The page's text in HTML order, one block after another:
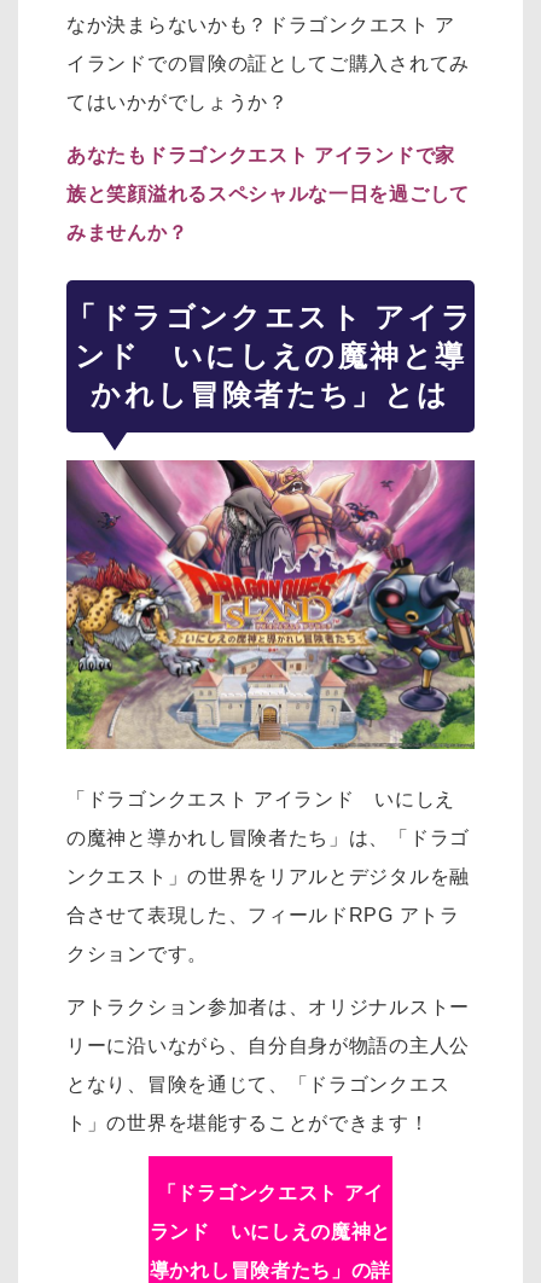
なか決まらないかも？ ドラゴンクエスト ア
イランドでの冒険の証としてご購入されてみ
てはいかがでしょうか？
あなたもドラゴンクエスト アイランドで家
族と笑顔溢れるスペシャルな一日を過ごして
みませんか？
「ドラゴンクエスト アイラ
ンド いにしえの魔神と導
かれし冒険者たち」とは
「ドラゴンクエスト アイランド いにしえ
の魔神と導かれし冒険者たち」は、「ドラゴ
ンクエスト」の世界をリアルとデジタルを融
合させて表現した、フィールドRPG アトラ
クションです。
アトラクション参加者は、オリジナルストー
リーに沿いながら、自分自身が物語の主人公
となり、冒険を通じて、「ドラゴンクエス
ト」の世界を堪能することができます！
「
ドラゴンクエスト アイ
ランド いにしえの魔神と
導かれし冒険者たち 」の詳